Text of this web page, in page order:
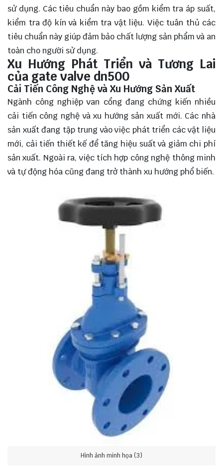
sử dụng. Các tiêu chuẩn này bao gồm kiểm tra áp suất,
kiểm tra độ kín và kiểm tra vật liệu. Việc tuân thủ các
tiêu chuẩn này giúp đảm bảo chất lượng sản phẩm và an
toàn cho người sử dụng.
Xu Hướng Phát Triển và Tương Lai
của gate valve dn500
Cải Tiến Công Nghệ và Xu Hướng Sản Xuất
Ngành công nghiệp van cổng đang chứng kiến nhiều
cải tiến công nghệ và xu hướng sản xuất mới. Các nhà
sản xuất đang tập trung vào việc phát triển các vật liệu
mới, cải tiến thiết kế để tăng hiệu suất và giảm chi phí
sản xuất. Ngoài ra, việc tích hợp công nghệ thông minh
và tự động hóa cũng đang trở thành xu hướng phổ biến.
Hình ảnh minh họa (3)